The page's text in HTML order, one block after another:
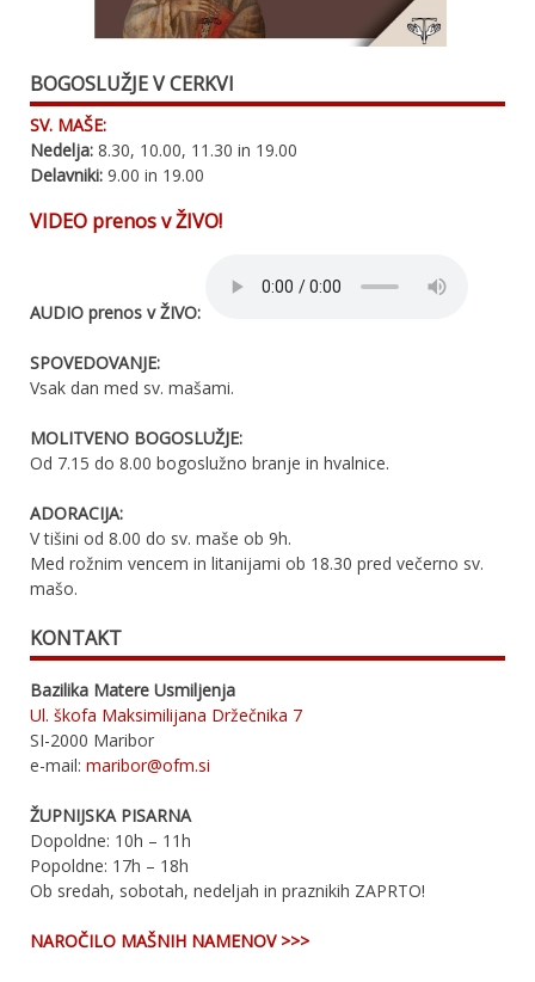
BOGOSLUŽJE V CERKVI
SV. MAŠE:
Nedelja: 8.30, 10.00, 11.30 in 19.00
Delavniki: 9.00 in 19.00
VIDEO prenos v ŽIVO!
AUDIO prenos v ŽIVO:
SPOVEDOVANJE:
Vsak dan med sv. mašami.
MOLITVENO BOGOSLUŽJE:
Od 7.15 do 8.00 bogoslužno branje in hvalnice.
ADORACIJA:
V tišini od 8.00 do sv. maše ob 9h.
Med rožnim vencem in litanijami ob 18.30 pred večerno sv.
mašo.
KONTAKT
Bazilika Matere Usmiljenja
Ul. škofa Maksimilijana Držečnika 7
SI-2000 Maribor
e-mail: maribor@ofm.si
ŽUPNIJSKA PISARNA
Dopoldne: 10h – 11h
Popoldne: 17h – 18h
Ob sredah, sobotah, nedeljah in praznikih ZAPRTO!
NAROČILO MAŠNIH NAMENOV >>>